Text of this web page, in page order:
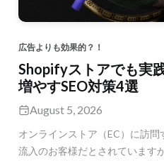
広告よりも効果的？！
Shopifyストアでも実
増やすSEO対策4選
August 5, 2026
オンラインストア（EC）に訪
流入のお客様だとされています